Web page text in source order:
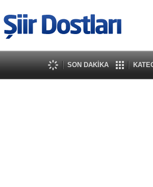
SON DAKİKA